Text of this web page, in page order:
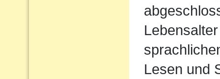
Lesen und